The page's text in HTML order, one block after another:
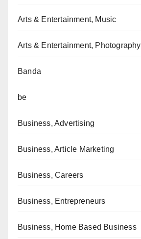
Arts & Entertainment, Music
Arts & Entertainment, Photography
Banda
be
Business, Advertising
Business, Article Marketing
Business, Careers
Business, Entrepreneurs
Business, Home Based Business